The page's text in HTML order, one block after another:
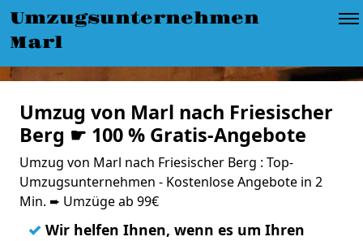
Umzugsunternehmen
Marl
Umzug von Marl nach Friesischer
Berg ☛ 100 % Gratis-Angebote
Umzug von Marl nach Friesischer Berg : Top-
Umzugsunternehmen - Kostenlose Angebote in 2
Min. ➨ Umzüge ab 99€
✓ Wir helfen Ihnen, wenn es um Ihren